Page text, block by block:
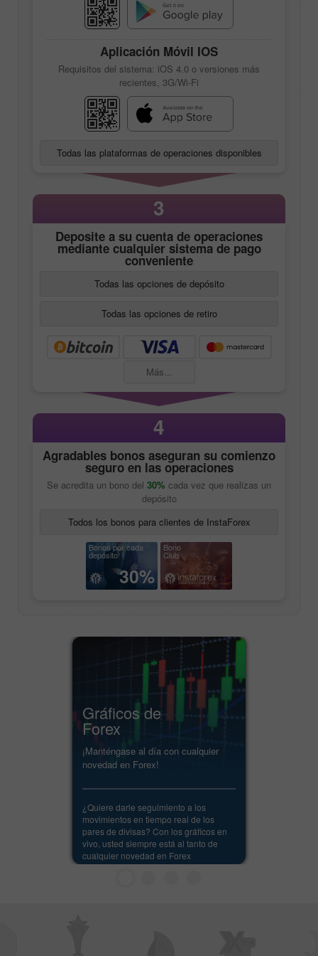
Aplicación Móvil IOS
Requisitos del sistema: iOS 4.0 o versiones más
recientes, 3G/Wi-Fi
Todas las plataformas de operaciones disponibles
3
Deposite a su cuenta de operaciones
mediante cualquier sistema de pago
conveniente
Todas las opciones de depósito
Todas las opciones de retiro
Más...
4
Agradables bonos aseguran su comienzo
seguro en las operaciones
Se acredita un bono del 30% cada vez que realizas un
depósito
Todos los bonos para clientes de InstaForex
Bonos por cada
depósito
30%
Bono
Club
Gráficos de
Forex
¡Manténgase al día con cualquier
novedad en Forex!
¿Quiere darle seguimiento a los
movimientos en tiempo real de los
pares de divisas? Con los gráficos en
vivo, usted siempre está al tanto de
cualquier novedad en Forex